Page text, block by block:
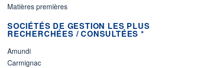
Matières premières
SOCIÉTÉS DE GESTION LES PLUS
RECHERCHÉES / CONSULTÉES *
Amundi
Carmignac